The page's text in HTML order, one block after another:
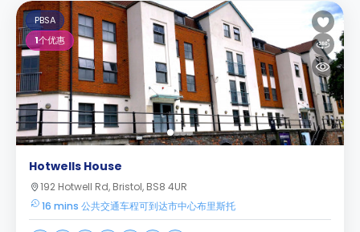
PBSA
1个优惠
Hotwells House
192 Hotwell Rd, Bristol, BS8 4UR
16 mins 公共交通车程可到达市中心布里斯托